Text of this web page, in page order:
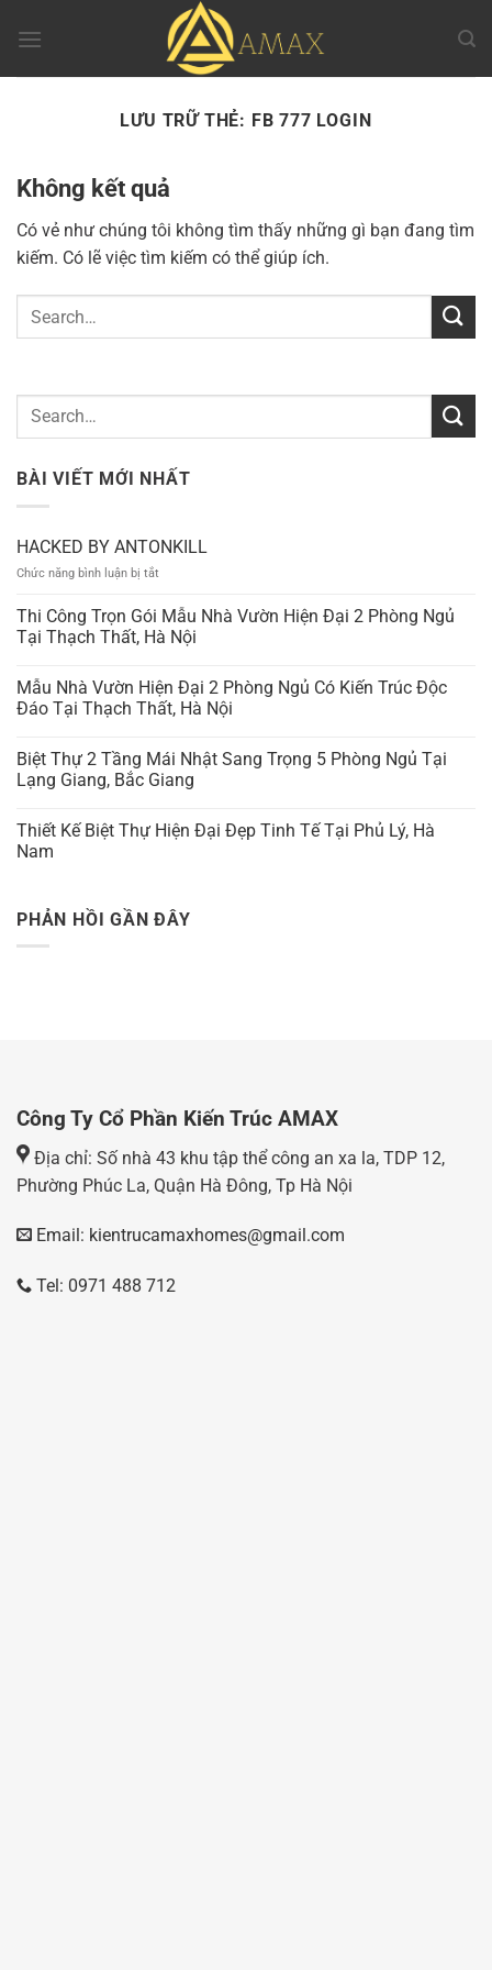
đến
LƯU TRỮ THẺ: FB 777 LOGIN
Không kết quả
Có vẻ như chúng tôi không tìm thấy những gì bạn đang tìm
kiếm. Có lẽ việc tìm kiếm có thể giúp ích.
BÀI VIẾT MỚI NHẤT
HACKED BY ANTONKILL
Chức năng bình luận bị tắt
BY
ANTONKILL
Thi Công Trọn Gói Mẫu Nhà Vườn Hiện Đại 2 Phòng Ngủ
Tại Thạch Thất, Hà Nội
Mẫu Nhà Vườn Hiện Đại 2 Phòng Ngủ Có Kiến Trúc Độc
Đáo Tại Thạch Thất, Hà Nội
Biệt Thự 2 Tầng Mái Nhật Sang Trọng 5 Phòng Ngủ Tại
Lạng Giang, Bắc Giang
Thiết Kế Biệt Thự Hiện Đại Đẹp Tinh Tế Tại Phủ Lý, Hà
Nam
PHẢN HỒI GẦN ĐÂY
Công Ty Cổ Phần Kiến Trúc AMAX
Địa chỉ: Số nhà 43 khu tập thể công an xa la, TDP 12,
Phường Phúc La, Quận Hà Đông, Tp Hà Nội
Email: kientrucamaxhomes@gmail.com
Tel: 0971 488 712